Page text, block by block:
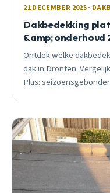
21 DECEMBER 2025 ·
Dakbedekking
&amp; onderhoud
Ontdek welke
dak in Dronten.
Plus: